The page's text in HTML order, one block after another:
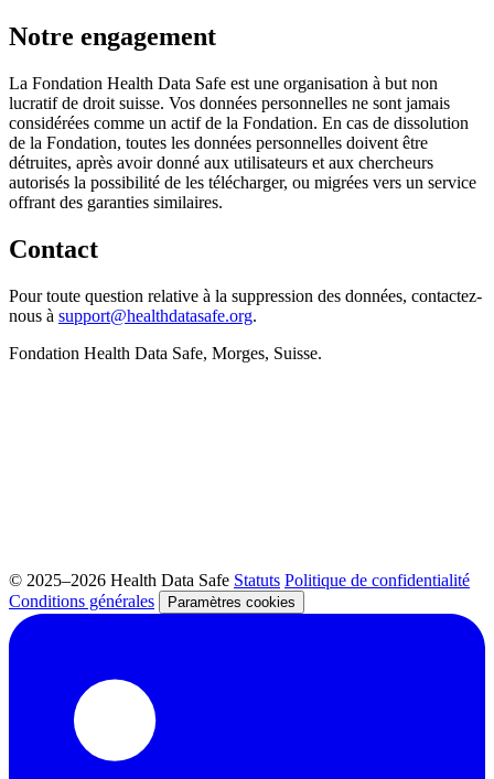
Notre engagement
La Fondation Health Data Safe est une organisation à but non
lucratif de droit suisse. Vos données personnelles ne sont jamais
considérées comme un actif de la Fondation. En cas de dissolution
de la Fondation, toutes les données personnelles doivent être
détruites, après avoir donné aux utilisateurs et aux chercheurs
autorisés la possibilité de les télécharger, ou migrées vers un service
offrant des garanties similaires.
Contact
Pour toute question relative à la suppression des données, contactez-
nous à support@healthdatasafe.org.
Fondation Health Data Safe, Morges, Suisse.
© 2025–2026 Health Data Safe Statuts Politique de confidentialité
Conditions générales
Paramètres cookies